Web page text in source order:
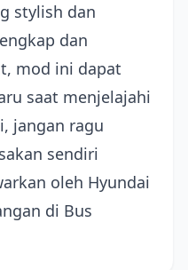
stylish dan
dan
mod ini dapat
saat menjelajahi
jangan ragu
sendiri
oleh Hyundai
di Bus